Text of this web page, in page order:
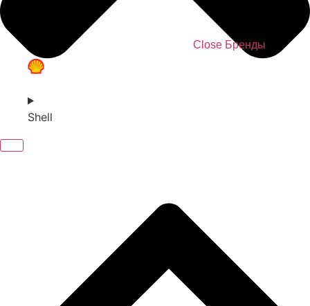
Close Бренды
Shell